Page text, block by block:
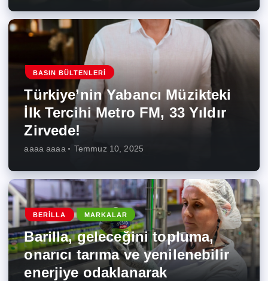
BASIN BÜLTENLERI
Türkiye’nin Yabancı Müzikteki
İlk Tercihi Metro FM, 33 Yıldır
Zirvede!
aaaa aaaa Temmuz 10, 2025
BERILLA MARKALAR
Barilla, geleceğini topluma,
onarıcı tarıma ve yenilenebilir
enerjiye odaklanarak